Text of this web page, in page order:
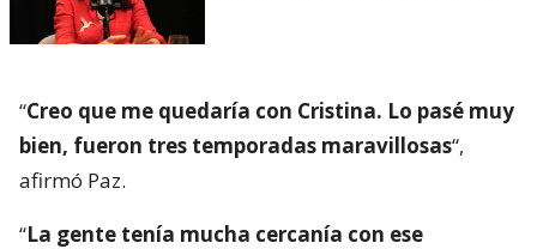
“Creo que me quedaría con Cristina. Lo pasé muy
bien, fueron tres temporadas maravillosas“,
afirmó Paz.
“La gente tenía mucha cercanía con ese